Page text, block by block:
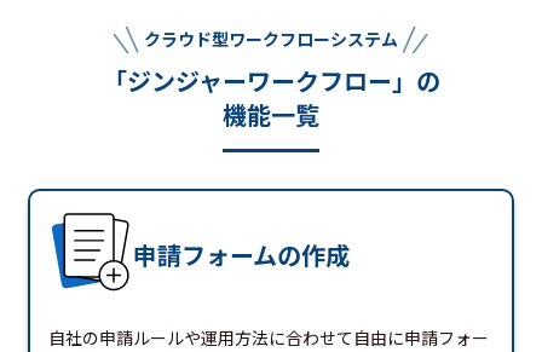
クラウド型ワークフローシステム
「ジンジャーワークフロー」の
機能一覧
申請フォームの作成
自社の申請ルールや運用方法に合わせて自由に申請フォー